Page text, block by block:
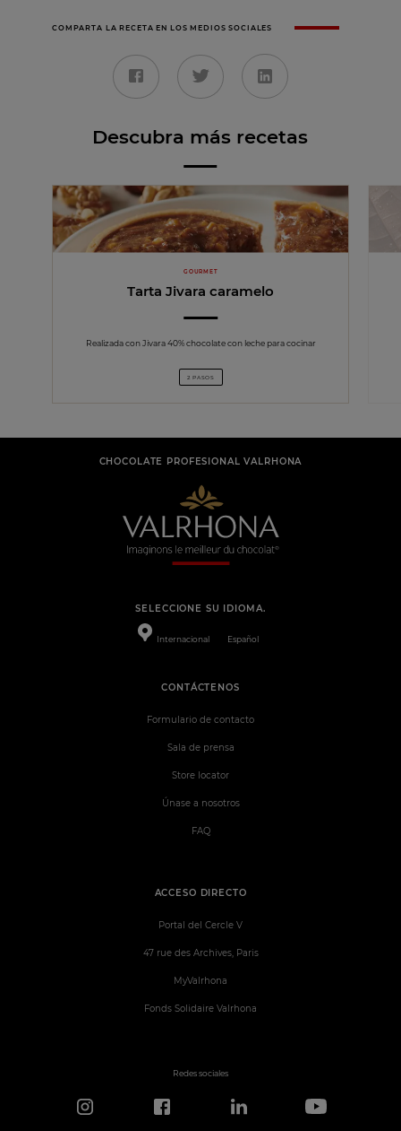
COMPARTA LA RECETA EN LOS MEDIOS SOCIALES
Descubra más recetas
GOURMET
Tarta Jivara caramelo
Realizada con Jivara 40% chocolate con leche para cocinar
2 PASOS
CHOCOLATE PROFESIONAL VALRHONA
SELECCIONE SU IDIOMA.
Internacional Español
ACCESO DIRECTO
Portal del Cercle V
47 rue des Archives, Paris
MyValrhona
Fonds Solidaire Valrhona
CONTÁCTENOS
Formulario de contacto
Sala de prensa
Store locator
Únase a nosotros
FAQ
Redes sociales